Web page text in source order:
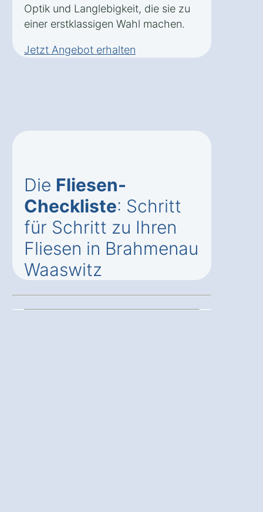
Optik und Langlebigkeit, die sie zu
einer erstklassigen Wahl machen.
Jetzt Angebot erhalten
Die Fliesen-
Checkliste: Schritt
für Schritt zu Ihren
Fliesen in Brahmenau
Waaswitz